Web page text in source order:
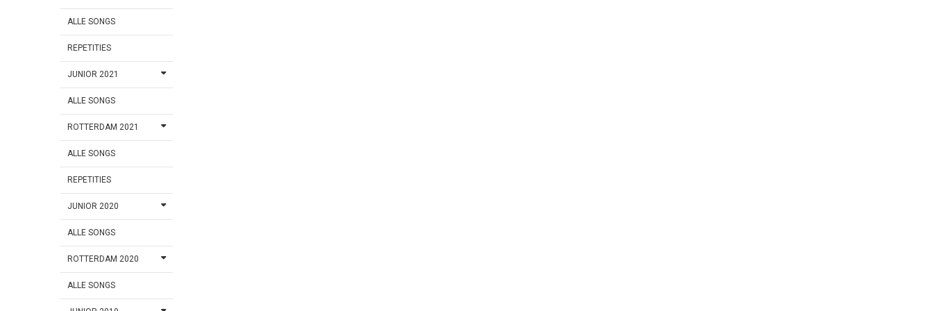
ALLE SONGS
REPETITIES
JUNIOR 2021
ALLE SONGS
ROTTERDAM 2021
ALLE SONGS
REPETITIES
JUNIOR 2020
ALLE SONGS
ROTTERDAM 2020
ALLE SONGS